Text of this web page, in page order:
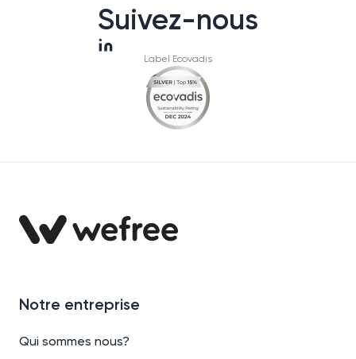
Suivez-nous
Label Ecovadis
Notre entreprise
Qui sommes nous?